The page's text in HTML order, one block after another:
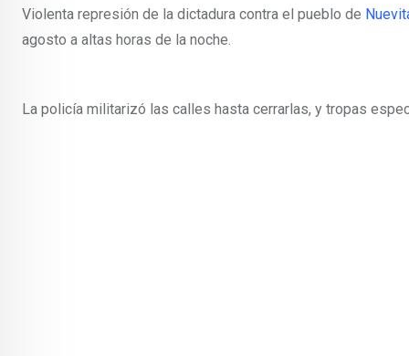
Violenta represión de la dictadura contra el pueblo de
agosto a altas horas de la noche.
La policía militarizó las calles hasta cerrarlas, y tropas